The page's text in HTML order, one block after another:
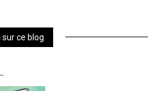
ce blog